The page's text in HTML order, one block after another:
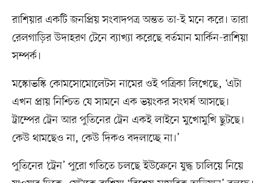
রাশিয়ার একটি জনপ্রিয় সংবাদপত্র অন্তত তা-ই মনে করে। তারা
রেলগাড়ির উদাহরণ টেনে ব্যাখ্যা করেছে বর্তমান মার্কিন-রাশিয়া
সম্পর্ক।
মস্কোভস্কি কোমসোমোলেটস নামের ওই পত্রিকা লিখেছে, ‘এটা
এখন প্রায় নিশ্চিত যে সামনে এক ভয়ংকর সংঘর্ষ আসছে।
ট্রাম্পের ট্রেন আর পুতিনের ট্রেন একই লাইনে মুখোমুখি ছুটছে।
কেউ থামছেও না, কেউ দিকও বদলাচ্ছে না।’
পুতিনের ‘ট্রেন’ পুরো গতিতে চলছে ইউক্রেনে যুদ্ধ চালিয়ে নিয়ে